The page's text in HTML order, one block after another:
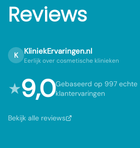
Reviews
K KliniekErvaringen.nl
Eerlijk over cosmetische klinieken
★9,0Gebaseerd op 997 echte
klantervaringen
Bekijk alle reviews